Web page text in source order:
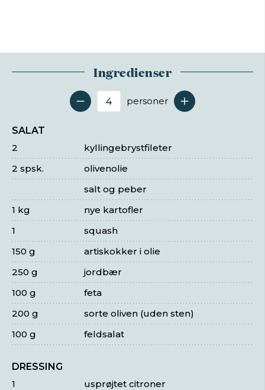
Ingredienser
Antal serveringer
personer
SALAT
kyllingebrystfileter
2
olivenolie
2 spsk.
salt og peber
nye kartofler
1 kg
squash
1
artiskokker i olie
150 g
jordbær
250 g
feta
100 g
sorte oliven (uden sten)
200 g
feldsalat
100 g
DRESSING
usprøjtet citroner
1